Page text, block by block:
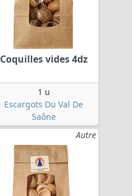
Coquilles vides 4dz
1 u
Escargots Du Val De
Saône
Autre